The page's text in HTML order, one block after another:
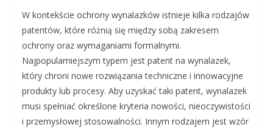
W kontekście ochrony wynalazków istnieje kilka rodzajów
patentów, które różnią się między sobą zakresem
ochrony oraz wymaganiami formalnymi.
Najpopularniejszym typem jest patent na wynalazek,
który chroni nowe rozwiązania techniczne i innowacyjne
produkty lub procesy. Aby uzyskać taki patent, wynalazek
musi spełniać określone kryteria nowości, nieoczywistości
i przemysłowej stosowalności. Innym rodzajem jest wzór